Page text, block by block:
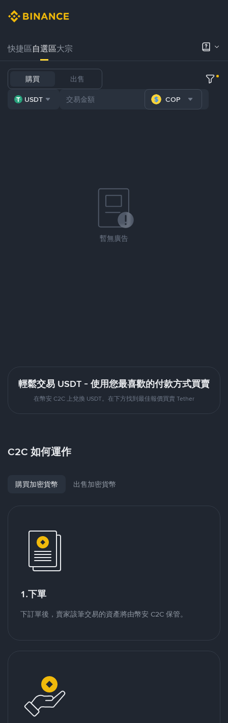
快捷區自選區大宗
購買 出售
USDT COP
暫無廣告
輕鬆交易 USDT - 使用您最喜歡的付款方式買賣
在幣安 C2C 上兌換 USDT。在下方找到最佳報價買賣 Tether
C2C 如何運作
購買加密貨幣 出售加密貨幣
1.下單
下訂單後，賣家該筆交易的資產將由幣安 C2C 保管。